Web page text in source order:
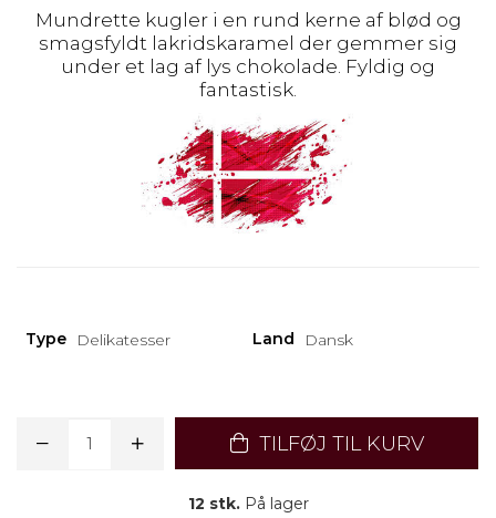
Mundrette kugler i en rund kerne af blød og
smagsfyldt lakridskaramel der gemmer sig
under et lag af lys chokolade. Fyldig og
fantastisk.
Type Delikatesser Land Dansk
TILFØJ TIL KURV
12 stk.På lager